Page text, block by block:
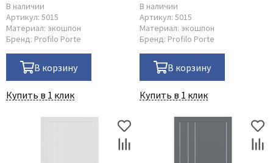
В наличии
Артикул: 5015
Материал: экошпон
Бренд: Profilo Porte
В корзину
Купить в 1 клик
В наличии
Артикул: 5015
Материал: экошпон
Бренд: Profilo Porte
В корзину
Купить в 1 клик